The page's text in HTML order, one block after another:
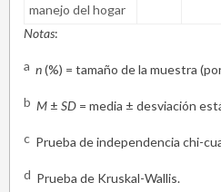
manejo del hogar
Notas:
a n(%) = tamaño de la muestra
b M ± SD = media ± desviación
c Prueba de independencia chi-
d Prueba de Kruskal-Wallis.